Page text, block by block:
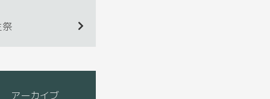
祭
アーカイブ